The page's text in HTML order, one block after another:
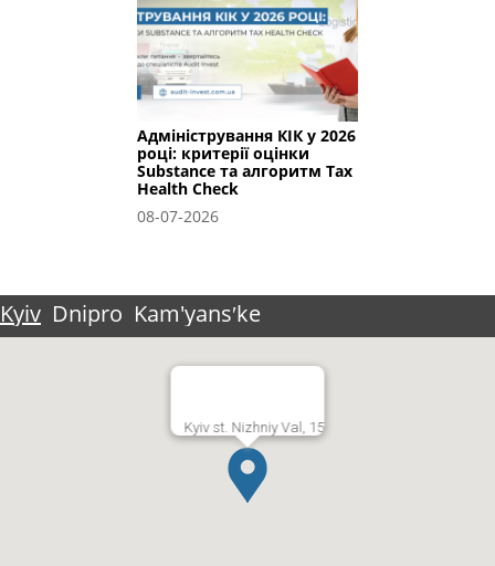
Адміністрування КІК у 2026
році: критерії оцінки
Substance та алгоритм Tax
Health Check
08-07-2026
Kyiv Dnipro Kam'yansʹke
Kyiv st. Nizhniy Val, 15